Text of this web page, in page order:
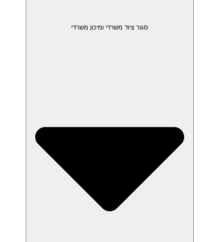
סגור ציוד משרדי ומיכון משרדי